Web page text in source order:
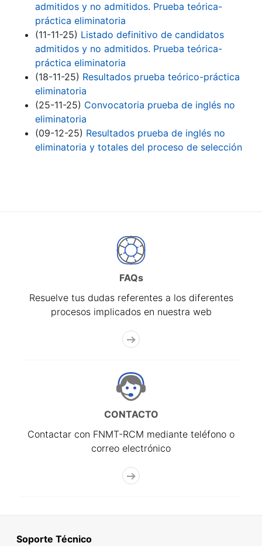
admitidos y no admitidos. Prueba teórica-
práctica eliminatoria
(11-11-25) Listado definitivo de candidatos
admitidos y no admitidos. Prueba teórica-
práctica eliminatoria
(18-11-25) Resultados prueba teórico-práctica
eliminatoria
(25-11-25) Convocatoria prueba de inglés no
eliminatoria
(09-12-25) Resultados prueba de inglés no
eliminatoria y totales del proceso de selección
FAQs
Resuelve tus dudas referentes a los diferentes
procesos implicados en nuestra web
CONTACTO
Contactar con FNMT-RCM mediante teléfono o
correo electrónico
Soporte Técnico